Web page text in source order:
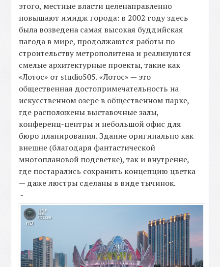
этого, местные власти целенаправленно
повышают имидж города: в 2002 году здесь
была возведена самая высокая буддийская
пагода в мире, продолжаются работы по
строительству метрополитена и реализуются
смелые архитектурные проекты, такие как
«Лотос» от studio505. «Лотос» — это
общественная достопримечательность на
искусственном озере в общественном парке,
где расположены выставочные залы,
конференц-центры и небольшой офис для
бюро планирования. Здание оригинально как
внешне (благодаря фантастической
многоплановой подсветке), так и внутренне,
где постарались сохранить концепцию цветка
— даже люстры сделаны в виде тычинок.
-